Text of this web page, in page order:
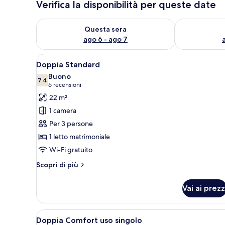
Verifica la disponibilità per queste date
Questa sera
ago 6 - ago 7
Verifica la disponibilità per questa sera, ago 6 - ago 7
Verifica la
Apri
tutte
le
foto
per
Doppia
Standard
Una camera d'albergo con
5
Doppia Standard
7.47.4 su 10
Buono
6 recensioni
(6
recensioni)
22 m²
1 camera
Per 3 persone
1 letto matrimoniale
Wi-Fi gratuito
Scopri di più
Altri
Standard
Vai ai
Apri
Una camera d'albergo con
7
Doppia Comfort uso singolo